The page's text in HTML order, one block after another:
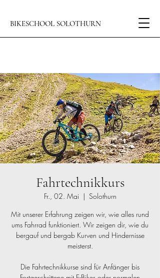
BIKESCHOOL SOLOTHURN
Fahrtechnikkurs
Fr., 02. Mai
  |
Solothurn
Mit unserer Erfahrung zeigen wir, wie alles rund
ums Fahrrad funktioniert. Wir zeigen dir, wie du
bergauf und bergab Kurven und Hindernisse
meisterst.
Die Fahrtechnikkurse sind für Anfänger bis